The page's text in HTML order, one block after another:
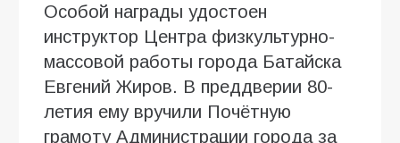
Особой награды удостоен
инструктор Центра физкультурно-
массовой работы города Батайска
Евгений Жиров. В преддверии 80-
летия ему вручили Почётную
грамоту Администрации города за